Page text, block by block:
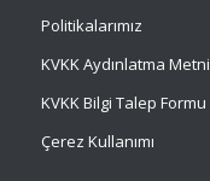
Politikalarımız
KVKK Aydınlatma Metni
KVKK Bilgi Talep Formu
Çerez Kullanımı